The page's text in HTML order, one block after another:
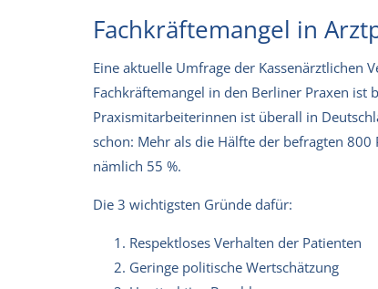
Fachkräftemangel in
Eine aktuelle Umfrage der Kassenärztlichen
Fachkräftemangel in den Berliner Praxen ist
Praxismitarbeiterinnen ist überall in
schon: Mehr als die Hälfte der befragten
nämlich 55 %.
Die 3 wichtigsten Gründe dafür:
Respektloses Verhalten der Patienten
Geringe politische Wertschätzung